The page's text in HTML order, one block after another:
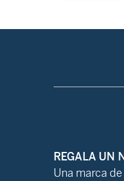
REGALA UN
Una marca de